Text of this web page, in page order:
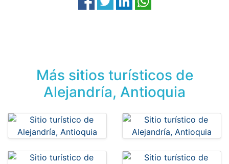
Más sitios turísticos de
Alejandría, Antioquia